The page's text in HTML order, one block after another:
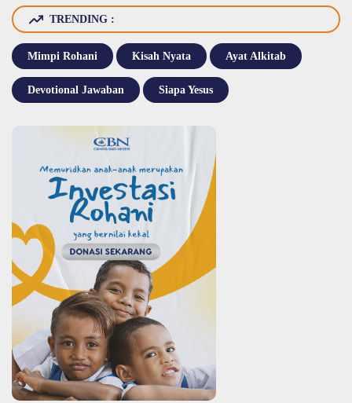
TRENDING :
Mimpi Rohani Kisah Nyata Ayat Alkitab
Devotional Jawaban Siapa Yesus